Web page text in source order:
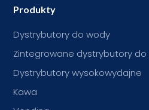
Produkty
Dystrybutory do wody
Zintegrowane dystrybutory
Dystrybutory wysokowydajne
Kawa